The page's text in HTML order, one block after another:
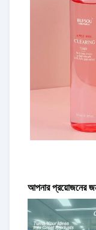
আপনার প্রয়োজনের